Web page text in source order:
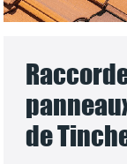
de